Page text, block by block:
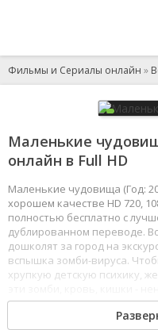
Фильмы и Сериалы онлайн »
Маленькие
онлайн в Full HD
Маленькие чудовища (Год:
хорошем качестве HD 720,
полностью бесплатно с
дублированном переводе.
дошколят за город на
вспышка зомби-вируса.
хрупкую детскую психику,
происходящее - просто игра.